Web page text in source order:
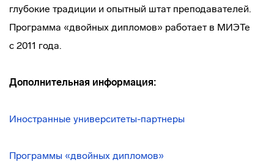
глубокие традиции и опытный штат преподавателей.
Программа «двойных дипломов» работает в МИЭТе
с 2011 года.
Дополнительная информация:
Иностранные университеты-партнеры
Программы «двойных дипломов»